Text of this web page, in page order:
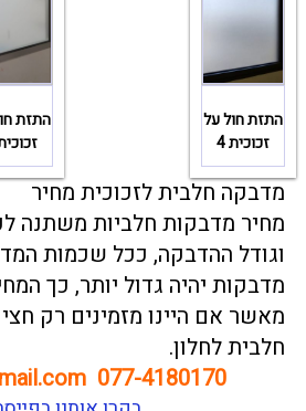
התזת חול על
זכוכית 4
התזת
מדבקה חלבית לזכוכית מחיר
מחיר מדבקות חלביות משתנה
וגודל ההדבקה, ככל שכמות
מדבקות יהיה גדול יותר, כך
מאשר אם היינו מזמינים רק
חלבית לחלון.
077-4180170